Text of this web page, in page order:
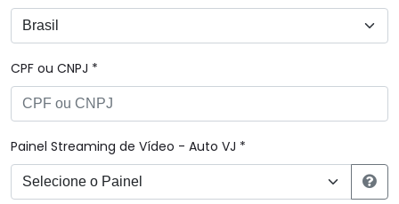
CPF ou CNPJ *
Painel Streaming de Vídeo - Auto VJ *